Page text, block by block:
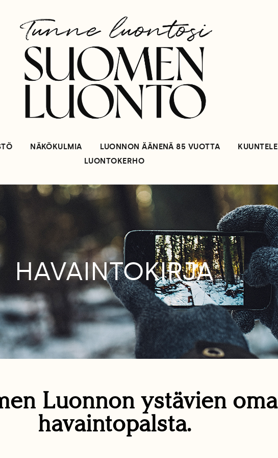
NÄKÖKULMIA LUONNON ÄÄNENÄ 85 VUOTTA KUUNTELE
LUONTOKERHO
HAVAINTOKIRJA
Luonnon ystävien oma
havaintopalsta.